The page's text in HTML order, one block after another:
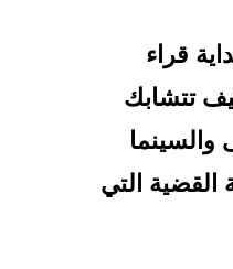
قراء
تتشابك
والسينما
القضية التي